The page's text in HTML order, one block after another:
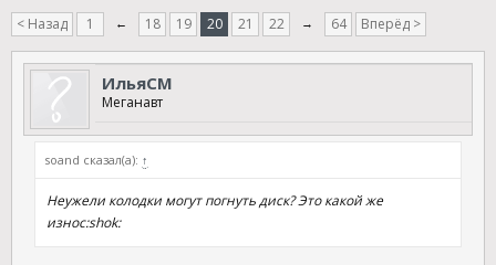
< Назад 1 ← 18 19 20 21 22 → 64 Вперёд >
ИльяСМ
Меганавт
soand сказал(а): ↑
Неужели колодки могут погнуть диск? Это какой же
износ:shok: